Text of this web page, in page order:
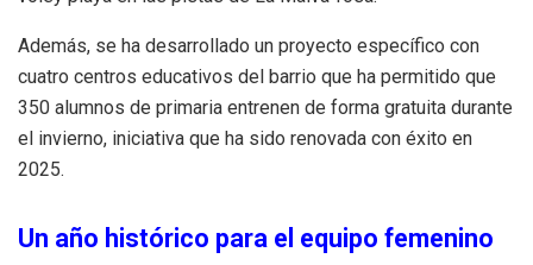
Además, se ha desarrollado un proyecto específico con
cuatro centros educativos del barrio que ha permitido que
350 alumnos de primaria entrenen de forma gratuita durante
el invierno, iniciativa que ha sido renovada con éxito en
2025.
Un año histórico para el equipo femenino